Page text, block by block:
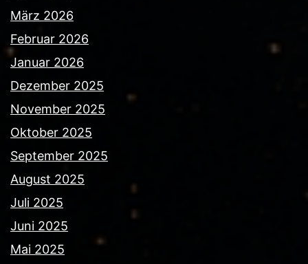
März 2026
Februar 2026
Januar 2026
Dezember 2025
November 2025
Oktober 2025
September 2025
August 2025
Juli 2025
Juni 2025
Mai 2025